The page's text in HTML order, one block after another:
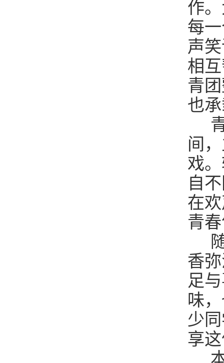
作
每
声
相
青
也
间
戏
自
在
青
香
足
味
少
享